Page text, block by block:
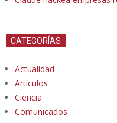
CATEGORÍAS
Actualidad
Artículos
Ciencia
Comunicados